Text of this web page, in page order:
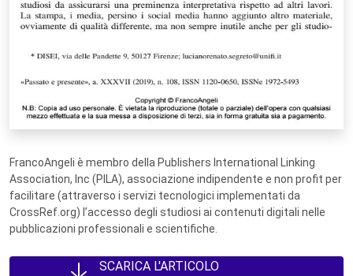
FrancoAngeli è membro della Publishers International Linking
Association, Inc (PILA), associazione indipendente e non profit per
facilitare (attraverso i servizi tecnologici implementati da
CrossRef.org) l’accesso degli studiosi ai contenuti digitali nelle
pubblicazioni professionali e scientifiche.
SCARICA L'ARTICOLO